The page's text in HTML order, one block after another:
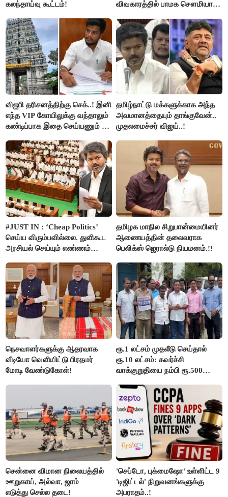
கலந்தாய்வு கூட்டம்!
விவகாரத்தில் பாமக சௌமியா
விஐபி தரிசனத்திற்கு செக்..! இனி
எந்த VIP கோயிலுக்கு வந்தாலும்
கண்டிப்பாக இதை செய்யணும் -
தமிழ்நாட்டு மக்களுக்காக அந்த
அவமானத்தையும் தாங்குவேன்..
முதலமைச்சர் விஜய்..!
#JUST IN : ‘Cheap Politics’
செய்ய விரும்பவில்லை. துளிகூட
அரசியல் செய்யும் எண்ணம்
விஜய் பதில்!
தமிழக மாநில சிறுபான்மையினர்
ஆணையத்தின் தலைவராக
பெலிக்ஸ் ஜெரால்டு நியமனம்.!!
நெசவாளர்களுக்கு ஆதரவாக
வீடியோ வெளியிட்டு பிரதமர்
மோடி வேண்டுகோள்!
ரூ.1 லட்சம் முதலீடு செய்தால்
ரூ.10 லட்சம்: கவர்ச்சி
வாக்குறுதியை நம்பி ரூ.500
மக்கள்!
சென்னை விமான நிலையத்தில்
ஊறுகாய், அல்வா, ஜாம்
எடுத்து செல்ல தடை!
'செப்டோ, புக்மைஷோ' உள்ளிட்ட 9
'டிஜிட்டல்' நிறுவனங்களுக்கு
அபராதம்..!